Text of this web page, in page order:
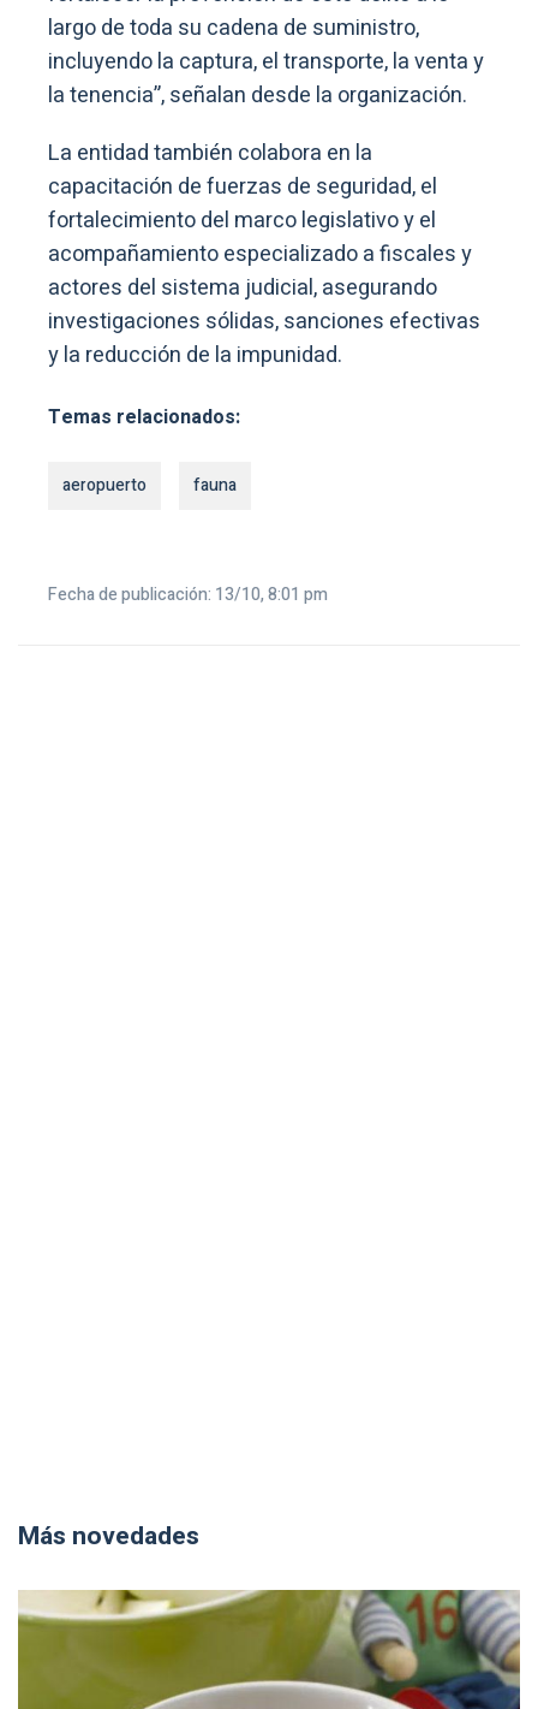
largo de toda su cadena de suministro,
incluyendo la captura, el transporte, la venta y
la tenencia”, señalan desde la organización.
La entidad también colabora en la
capacitación de fuerzas de seguridad, el
fortalecimiento del marco legislativo y el
acompañamiento especializado a fiscales y
actores del sistema judicial, asegurando
investigaciones sólidas, sanciones efectivas
y la reducción de la impunidad.
Temas relacionados:
aeropuerto fauna
Fecha de publicación: 13/10, 8:01 pm
Más novedades